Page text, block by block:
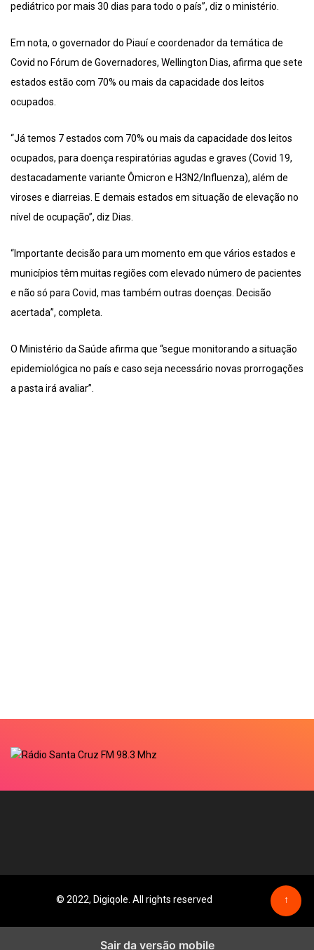
pediátrico por mais 30 dias para todo o país”, diz o ministério.
Em nota, o governador do Piauí e coordenador da temática de
Covid no Fórum de Governadores, Wellington Dias, afirma que sete
estados estão com 70% ou mais da capacidade dos leitos
ocupados.
“Já temos 7 estados com 70% ou mais da capacidade dos leitos
ocupados, para doença respiratórias agudas e graves (Covid 19,
destacadamente variante Ômicron e H3N2/Influenza), além de
viroses e diarreias. E demais estados em situação de elevação no
nível de ocupação”, diz Dias.
“Importante decisão para um momento em que vários estados e
municípios têm muitas regiões com elevado número de pacientes
e não só para Covid, mas também outras doenças. Decisão
acertada”, completa.
O Ministério da Saúde afirma que “segue monitorando a situação
epidemiológica no país e caso seja necessário novas prorrogações
a pasta irá avaliar”.
© 2022, Digiqole. All rights reserved ↑
Sair da versão mobile